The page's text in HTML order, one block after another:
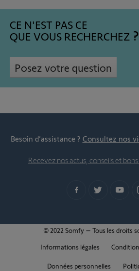
CE N'EST PAS CE
QUE VOUS RECHERCHEZ
Posez votre question
Besoin d’assistance ? Consultez nos
Recevez nos actus, conseils et
© 2022 Somfy – Tous les droits
Informations légales
Données personnelles